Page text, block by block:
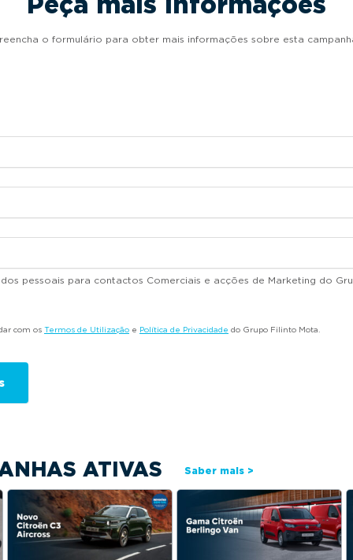
o formulário para obter mais informações sobre esta
pessoais para contactos Comerciais e acções de Marketing do
com os Termos de Utilização e Política de Privacidade do Grupo Filinto Mota.
ATIVAS Saber mais >